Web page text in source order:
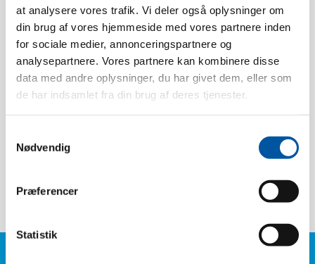
at analysere vores trafik. Vi deler også oplysninger om
din brug af vores hjemmeside med vores partnere inden
for sociale medier, annonceringspartnere og
analysepartnere. Vores partnere kan kombinere disse
data med andre oplysninger, du har givet dem, eller som
de har indsamlet fra din brug af deres tjenester.
Nødvendig
Præferencer
Statistik
Résistance à la chaleur:
134 °C
Conditionnement:
12
Poids:
0.02
Boîte dimension:
30 x 20 x 5
Tariff Number: